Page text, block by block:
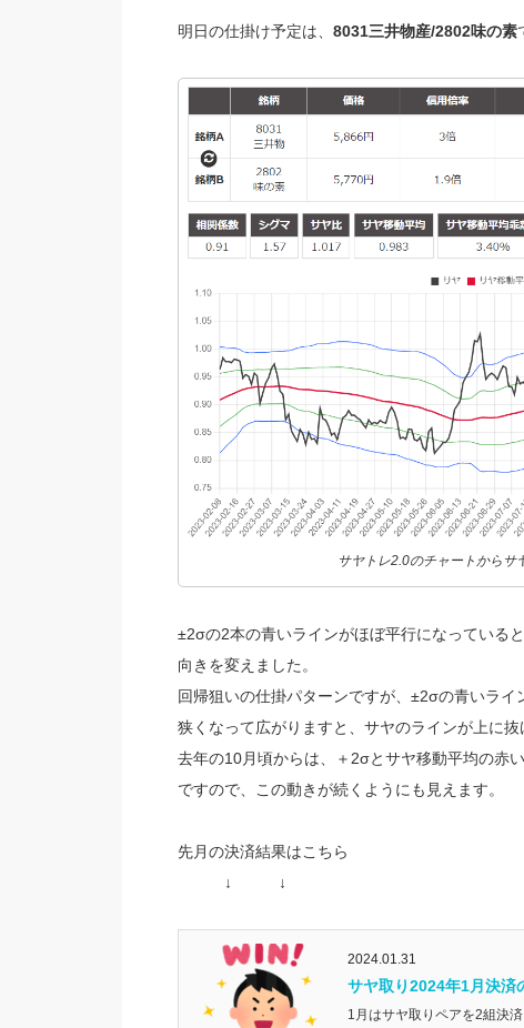
明日の仕掛け予定は、 8031三井物産/2802味の素
サヤトレ2.0のチャートからサ
±2σの2本の青いラインがほぼ平行になっている
向きを変えました。
回帰狙いの仕掛パターンですが、±2σの青いライ
狭くなって広がりますと、サヤのラインが上に抜
去年の10月頃からは、＋2σとサヤ移動平均の赤
ですので、この動きが続くようにも見えます。
先月の決済結果はこちら
↓ ↓
2024.01.31
サヤ取り2024年1月決済
1月はサヤ取りペアを2組決